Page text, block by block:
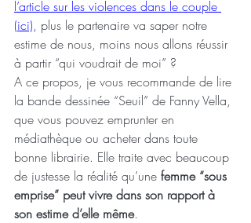
l’article sur les violences dans le couple
(ici), plus le partenaire va saper notre
estime de nous, moins nous allons réussir
à partir “qui voudrait de moi” ?
A ce propos, je vous recommande de lire
la bande dessinée “Seuil” de Fanny Vella,
que vous pouvez emprunter en
médiathèque ou acheter dans toute
bonne librairie. Elle traite avec beaucoup
de justesse la réalité qu’une femme “sous
emprise” peut vivre dans son rapport à
son estime d’elle même.